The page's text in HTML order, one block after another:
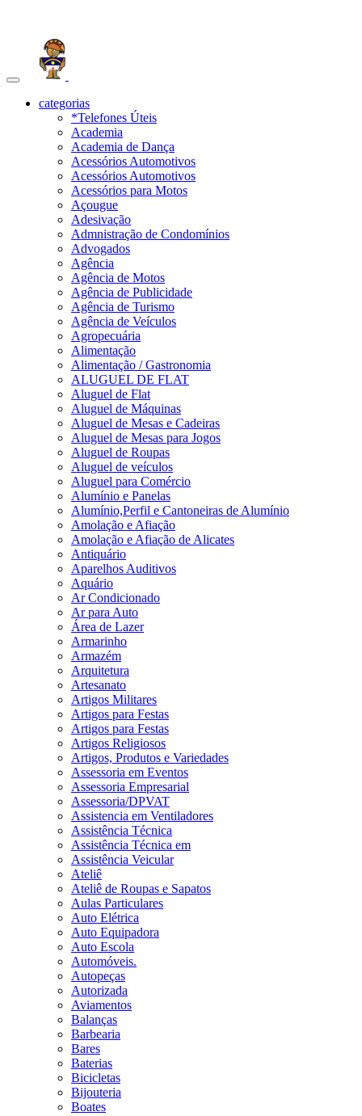
Toggle
navigationcategorias
*Telefones Úteis
Academia
Academia de Dança
Acessórios Automotivos
Acessórios Automotivos
Acessórios para Motos
Açougue
Adesivação
Admnistração de Condomínios
Advogados
Agência
Agência de Motos
Agência de Publicidade
Agência de Turismo
Agência de Veículos
Agropecuária
Alimentação
Alimentação / Gastronomia
ALUGUEL DE FLAT
Aluguel de Flat
Aluguel de Máquinas
Aluguel de Mesas e Cadeiras
Aluguel de Mesas para Jogos
Aluguel de Roupas
Aluguel de veículos
Aluguel para Comércio
Alumínio e Panelas
Alumínio,Perfil e Cantoneiras de Alumínio
Amolação e Afiação
Amolação e Afiação de Alicates
Antiquário
Aparelhos Auditivos
Aquário
Ar Condicionado
Ar para Auto
Área de Lazer
Armarinho
Armazém
Arquitetura
Artesanato
Artigos Militares
Artigos para Festas
Artigos para Festas
Artigos Religiosos
Artigos, Produtos e Variedades
Assessoria em Eventos
Assessoria Empresarial
Assessoria/DPVAT
Assistencia em Ventiladores
Assistência Técnica
Assistência Técnica em
Assistência Veicular
Ateliê
Ateliê de Roupas e Sapatos
Aulas Particulares
Auto Elétrica
Auto Equipadora
Auto Escola
Automóveis.
Autopeças
Autorizada
Aviamentos
Balanças
Barbearia
Bares
Baterias
Bicicletas
Bijouteria
Boates